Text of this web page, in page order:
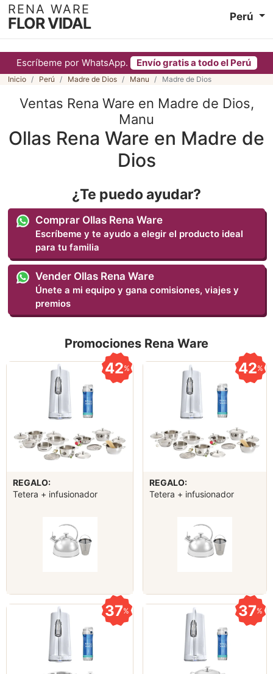
Escríbeme por WhatsApp. Envío gratis a todo el Perú
RENA WARE
FLOR VIDAL Perú
Inicio Perú Madre de Dios Manu Madre de Dios
Ventas Rena Ware en Madre de Dios,
Manu
Ollas Rena Ware en Madre de
Dios
¿Te puedo ayudar?
Comprar Ollas Rena Ware
Escríbeme y te ayudo a elegir el producto ideal
para tu familia
Vender Ollas Rena Ware
Únete a mi equipo y gana comisiones, viajes y
premios
Promociones Rena Ware
42%
REGALO:
Tetera + infusionador
42%
REGALO:
Tetera + infusionador
37% 37%